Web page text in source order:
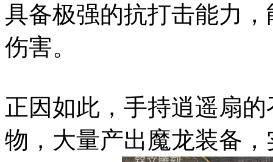
具备极强的抗打击能力
伤害。
正因如此，手持逍遥扇
物，大量产出魔龙装备